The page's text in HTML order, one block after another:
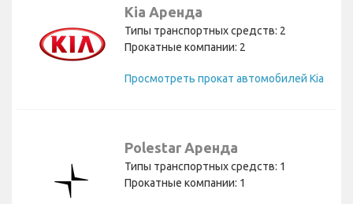
Kia Аренда
Типы транспортных средств: 2
Прокатные компании: 2
Просмотреть прокат автомобилей Kia
Polestar Аренда
Типы транспортных средств: 1
Прокатные компании: 1